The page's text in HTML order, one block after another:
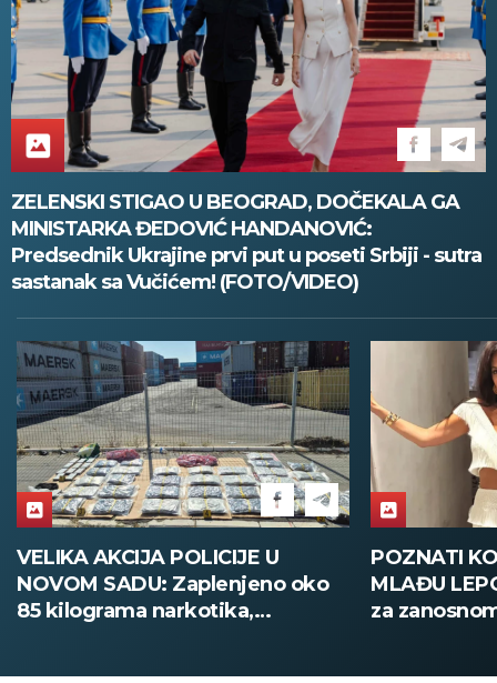
ZELENSKI STIGAO U BEOGRAD, DOČEKALA GA
MINISTARKA ĐEDOVIĆ HANDANOVIĆ:
Predsednik Ukrajine prvi put u poseti Srbiji - sutra
sastanak sa Vučićem! (FOTO/VIDEO)
POZNATI KOŠARKAŠ OŽENIO
MLAĐU LEPOTICU: Svi se okreću
za zanosnom Hrvaticom!
VUČIĆ U
DANA